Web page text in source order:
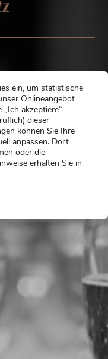
ein, um statistische
Onlineangebot
akzeptiere“
dieser
können Sie Ihre
anpassen. Dort
oder die
erhalten Sie in